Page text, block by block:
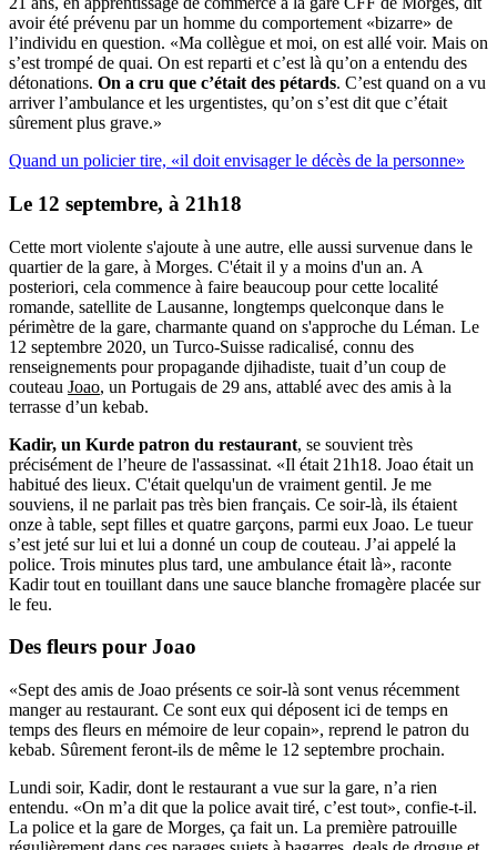
avoir été prévenu par un homme du comportement «bizarre» de
l’individu en question. «Ma collègue et moi, on est allé voir. Mais on
s’est trompé de quai. On est reparti et c’est là qu’on a entendu des
détonations. On a cru que c’était des pétards. C’est quand on a vu
arriver l’ambulance et les urgentistes, qu’on s’est dit que c’était
sûrement plus grave.»
Quand un policier tire, «il doit envisager le décès de la personne»
Le 12 septembre, à 21h18
Cette mort violente s'ajoute à une autre, elle aussi survenue dans le
quartier de la gare, à Morges. C'était il y a moins d'un an. A
posteriori, cela commence à faire beaucoup pour cette localité
romande, satellite de Lausanne, longtemps quelconque dans le
périmètre de la gare, charmante quand on s'approche du Léman. Le
12 septembre 2020, un Turco-Suisse radicalisé, connu des
renseignements pour propagande djihadiste, tuait d’un coup de
couteau Joao, un Portugais de 29 ans, attablé avec des amis à la
terrasse d’un kebab.
Kadir, un Kurde patron du restaurant, se souvient très
précisément de l’heure de l'assassinat. «Il était 21h18. Joao était un
habitué des lieux. C'était quelqu'un de vraiment gentil. Je me
souviens, il ne parlait pas très bien français. Ce soir-là, ils étaient
onze à table, sept filles et quatre garçons, parmi eux Joao. Le tueur
s’est jeté sur lui et lui a donné un coup de couteau. J’ai appelé la
police. Trois minutes plus tard, une ambulance était là», raconte
Kadir tout en touillant dans une sauce blanche fromagère placée sur
le feu.
Des fleurs pour Joao
«Sept des amis de Joao présents ce soir-là sont venus récemment
manger au restaurant. Ce sont eux qui déposent ici de temps en
temps des fleurs en mémoire de leur copain», reprend le patron du
kebab. Sûrement feront-ils de même le 12 septembre prochain.
Lundi soir, Kadir, dont le restaurant a vue sur la gare, n’a rien
entendu. «On m’a dit que la police avait tiré, c’est tout», confie-t-il.
La police et la gare de Morges, ça fait un. La première patrouille